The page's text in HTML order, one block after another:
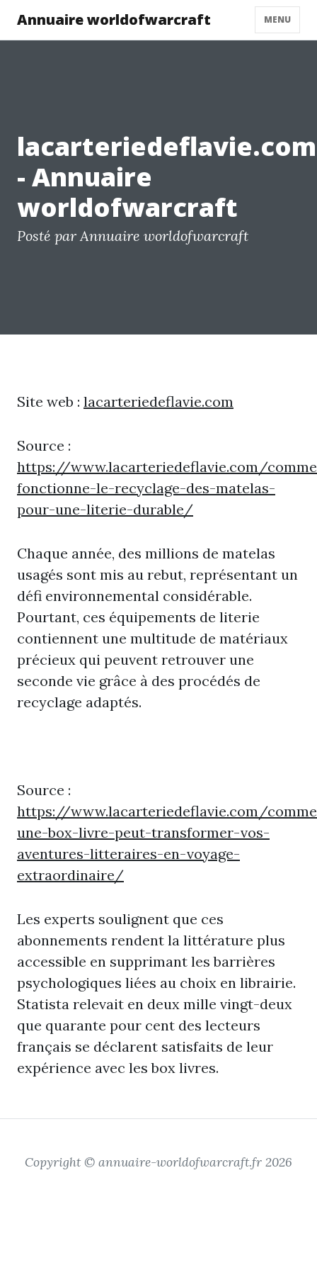
Annuaire worldofwarcraft MENU
lacarteriedeflavie.com
- Annuaire
worldofwarcraft
Posté par Annuaire worldofwarcraft
Site web : lacarteriedeflavie.com
Source :
https://www.lacarteriedeflavie.com/
fonctionne-le-recyclage-des-matelas-
pour-une-literie-durable/
Chaque année, des millions de matelas
usagés sont mis au rebut, représentant un
défi environnemental considérable.
Pourtant, ces équipements de literie
contiennent une multitude de matériaux
précieux qui peuvent retrouver une
seconde vie grâce à des procédés de
recyclage adaptés.
Source :
https://www.lacarteriedeflavie.com/
une-box-livre-peut-transformer-vos-
aventures-litteraires-en-voyage-
extraordinaire/
Les experts soulignent que ces
abonnements rendent la littérature plus
accessible en supprimant les barrières
psychologiques liées au choix en librairie.
Statista relevait en deux mille vingt-deux
que quarante pour cent des lecteurs
français se déclarent satisfaits de leur
expérience avec les box livres.
Copyright © annuaire-worldofwarcraft.fr 2026